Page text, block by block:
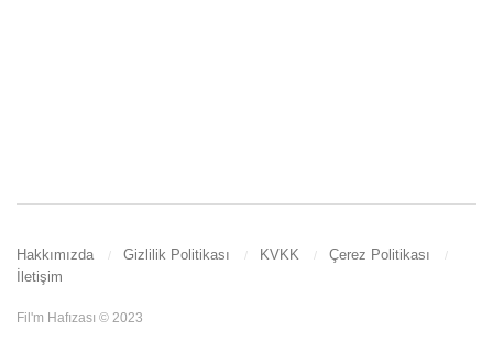
Hakkımızda Gizlilik Politikası KVKK
Çerez Politikası
İletişim
Fil'm Hafızası © 2023